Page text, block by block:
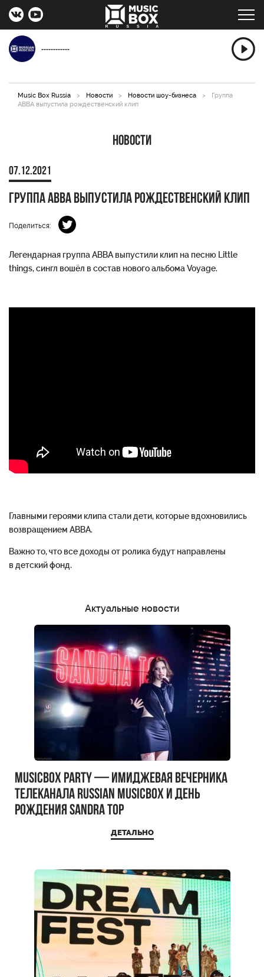
------------
Music Box Russia > Новости > Новости шоу-бизнеса >
Группа
АВВА выпустила рождественский клип
Новости
07.12.2021
Группа АВВА выпустила рождественский клип
Поделиться:
Легендарная группа АВВА выпустили клип на песню Little
things, сингл вошёл в состав нового альбома Voyage.
Главными героями клипа стали дети, которые вдохновились
возвращением АВВА.
Важно то, что все доходы от ролика будут направлены
в детский фонд.
Актуальные новости
MUSICBOX PARTY — имиджевая вечерника
телеканала RUSSIAN MUSICBOX и день
рождения Sandra Top
ДЕТАЛЬНО